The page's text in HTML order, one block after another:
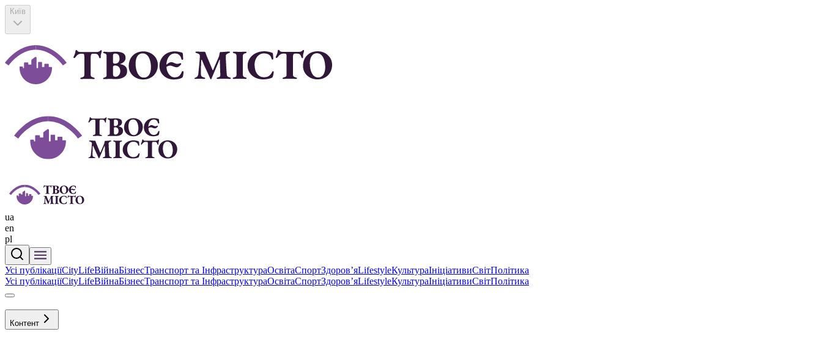
Київ
ua
en
pl
Усі публікаціїCityLifeВійнаБізнесТранспорт та ІнфраструктураОсвітаСпортЗдоровʼяLifestyleКультураІніціативиСвітПолітика
Усі публікаціїCityLifeВійнаБізнесТранспорт та ІнфраструктураОсвітаСпортЗдоровʼяLifestyleКультураІніціативиСвітПолітика
Контент